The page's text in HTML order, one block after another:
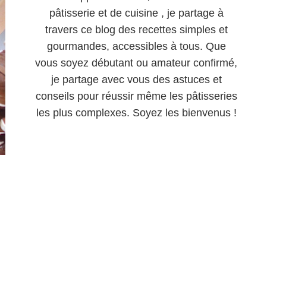
pâtisserie et de cuisine , je partage à
travers ce blog des recettes simples et
gourmandes, accessibles à tous. Que
vous soyez débutant ou amateur confirmé,
je partage avec vous des astuces et
conseils pour réussir même les pâtisseries
les plus complexes. Soyez les bienvenus !